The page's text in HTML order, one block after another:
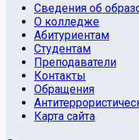
Сведения об
О колледже
Абитуриентам
Студентам
Преподаватели
Контакты
Обращения
Карта сайта